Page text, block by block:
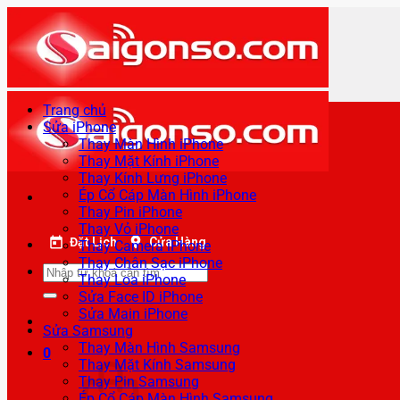
qua
nội
dung
Đặt Lịch Cửa Hàng
Tìm
kiếm:
0
Trang chủ
Sửa iPhone
Thay Màn Hình iPhone
Thay Mặt Kính iPhone
Thay Kính Lưng iPhone
Ép Cổ Cáp Màn Hình iPhone
Thay Pin iPhone
Thay Vỏ iPhone
Thay Camera iPhone
Thay Chân Sạc iPhone
Thay Loa iPhone
Sửa Face ID iPhone
Sửa Main iPhone
Sửa Samsung
Thay Màn Hình Samsung
Thay Mặt Kính Samsung
Thay Pin Samsung